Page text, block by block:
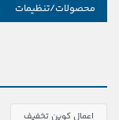
محصولات/تنظیمات
اعمال کوپن تخفیف